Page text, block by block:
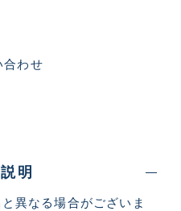
合わせ
明
異なる場合がございま